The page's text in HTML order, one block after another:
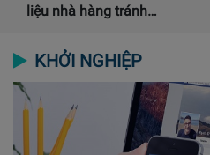
liệu nhà hàng tránh…
KHỞI NGHIỆP